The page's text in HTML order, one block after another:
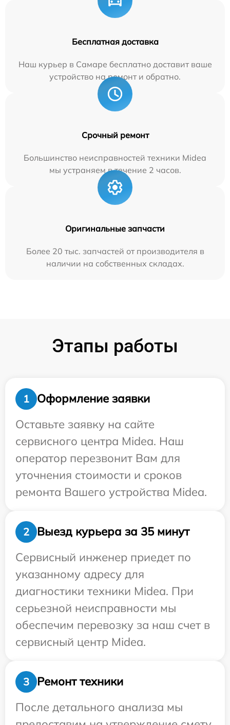
Бесплатная доставка
Наш курьер в Самаре бесплатно доставит ваше
устройство на ремонт и обратно.
Срочный ремонт
Большинство неисправностей техники Midea
мы устраняем в течение 2 часов.
Оригинальные запчасти
Более 20 тыс. запчастей от производителя в
наличии на собственных складах.
Этапы работы
1
Оформление заявки
Оставьте заявку на сайте
сервисного центра Midea. Наш
оператор перезвонит Вам для
уточнения стоимости и сроков
ремонта Вашего устройства Midea.
2
Выезд курьера за 35 минут
Сервисный инженер приедет по
указанному адресу для
диагностики техники Midea. При
серьезной неисправности мы
обеспечим перевозку за наш счет в
сервисный центр Midea.
3
Ремонт техники
После детального анализа мы